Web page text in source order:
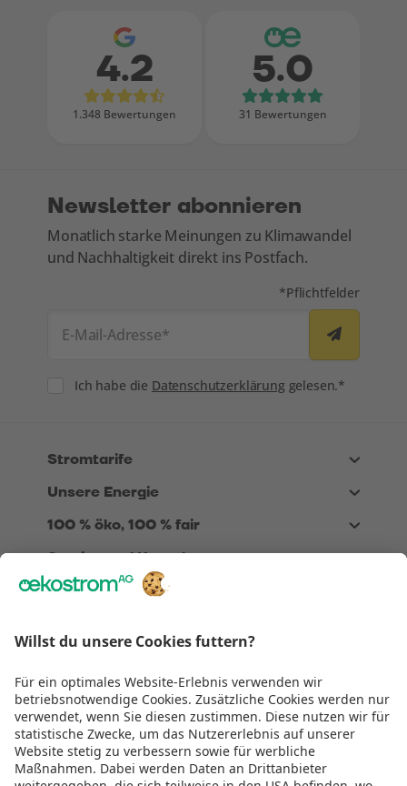
Bewertungen bei Google
4.2
1.348 Bewertungen
5.0
31 Bewertungen
Newsletter abonnieren
Monatlich starke Meinungen zu Klimawandel
und Nachhaltigkeit direkt ins Postfach.
Mit * markierte
*Pflichtfelder
E-Mail-Adresse*
ConsentIch habe die Datenschutzerklärunggelesen.*
Wir sind
TÜV zertifiziert
Stromtarife
Unsere Energie
100 % öko, 100 % fair
Service und Kontakt
Über Uns